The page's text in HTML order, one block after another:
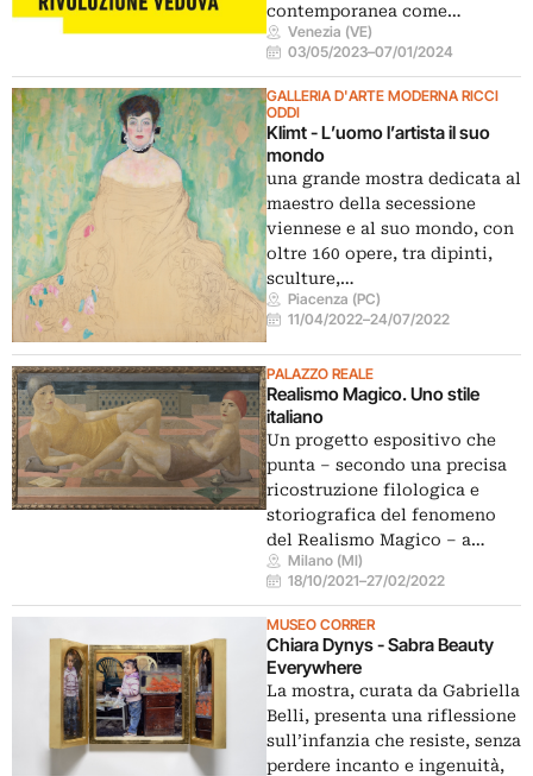
contemporanea come…
Venezia (VE)
03/05/2023–07/01/2024
GALLERIA D'ARTE MODERNA RICCI
ODDI
Klimt - L’uomo l’artista il suo
mondo
una grande mostra dedicata al
maestro della secessione
viennese e al suo mondo, con
oltre 160 opere, tra dipinti,
sculture,…
Piacenza (PC)
11/04/2022–24/07/2022
PALAZZO REALE
Realismo Magico. Uno stile
italiano
Un progetto espositivo che
punta – secondo una precisa
ricostruzione filologica e
storiografica del fenomeno
del Realismo Magico – a…
Milano (MI)
18/10/2021–27/02/2022
MUSEO CORRER
Chiara Dynys - Sabra Beauty
Everywhere
La mostra, curata da Gabriella
Belli, presenta una riflessione
sull’infanzia che resiste, senza
perdere incanto e ingenuità,